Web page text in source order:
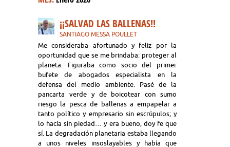
¡¡SALVAD LAS BALLENAS!!
SANTIAGO MESSA POULLET
Me consideraba afortunado y feliz por la
oportunidad que se me brindaba: proteger al
planeta. Figuraba como socio del primer
bufete de abogados especialista en la
defensa del medio ambiente. Pasé de la
pancarta verde y de boicotear con sumo
riesgo la pesca de ballenas a empapelar a
tanto político y empresario sin escrúpulos; y
lo hacía sin piedad… y era bueno, doy fe que
sí. La degradación planetaria estaba llegando
a unos niveles insoslayables y había que